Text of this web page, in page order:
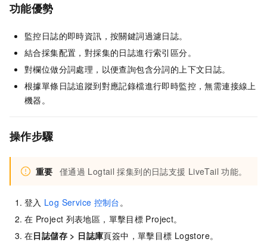
功能優勢
監控日誌的即時資訊，按關鍵詞過濾日誌。
結合採集配置，對採集的日誌進行索引區分。
對欄位做分詞處理，以便查詢包含分詞的上下文日誌。
根據單條日誌追蹤到對應記錄檔進行即時監控，無需連接線上
機器。
操作步驟
重要 僅通過 Logtail 採集到的日誌支援 LiveTail 功能。
登入 Log Service 控制台 。
在 Project 列表地區，單擊目標 Project。
在日誌儲存 > 日誌庫頁簽中，單擊目標 Logstore。